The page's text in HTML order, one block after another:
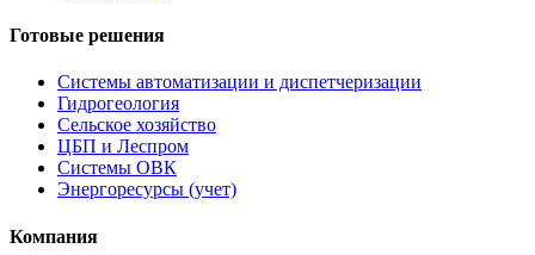
Готовые решения
Системы автоматизации и диспетчеризации
Гидрогеология
Сельское хозяйство
ЦБП и Леспром
Системы ОВК
Энергоресурсы (учет)
Компания